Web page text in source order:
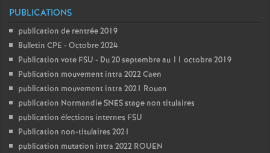
PUBLICATIONS
publication de rentrée 2019
Bulletin CPE - Octobre 2024
Publication vote FSU - Du 20 septembre au 11 octobre 2019
Publication mouvement intra 2022 Caen
publication mouvement intra 2021 Rouen
publication Normandie SNES stage non titulaires
publication élections internes FSU
Publication non-titulaires 2021
publication mutation intra 2022 ROUEN